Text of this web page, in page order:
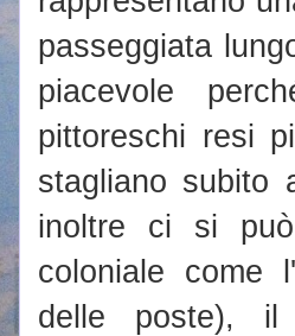
passeggiata
piacevole
pittoreschi resi
stagliano subito
inoltre ci si
coloniale come
delle poste), il